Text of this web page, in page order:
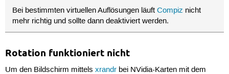
    EndSubSection
EndSection
Bei bestimmten virtuellen Auflösungen läuftCompiz nicht
mehr richtig und sollte dann deaktiviert werden.
Rotation funktioniert nicht
Um den Bildschirm mittels xrandrbei NVidia-Karten mit dem